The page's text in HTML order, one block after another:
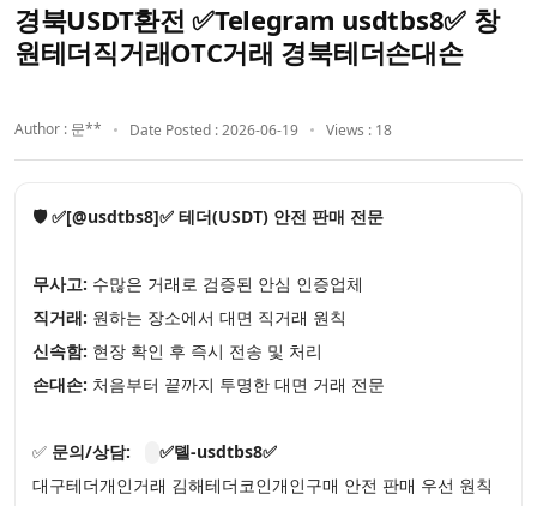
경북USDT환전 ✅Telegram usdtbs8✅ 창
원테더직거래OTC거래 경북테더손대손
Author : 문** Date Posted : 2026-06-19 Views : 18
🛡️ ✅[@usdtbs8]✅ 테더(USDT) 안전 판매 전문
무사고: 수많은 거래로 검증된 안심 인증업체
직거래: 원하는 장소에서 대면 직거래 원칙
신속함: 현장 확인 후 즉시 전송 및 처리
손대손: 처음부터 끝까지 투명한 대면 거래 전문
✅ 문의/상담:
✅톌-usdtbs8✅
대구테더개인거래 김해테더코인개인구매 안전 판매 우선 원칙